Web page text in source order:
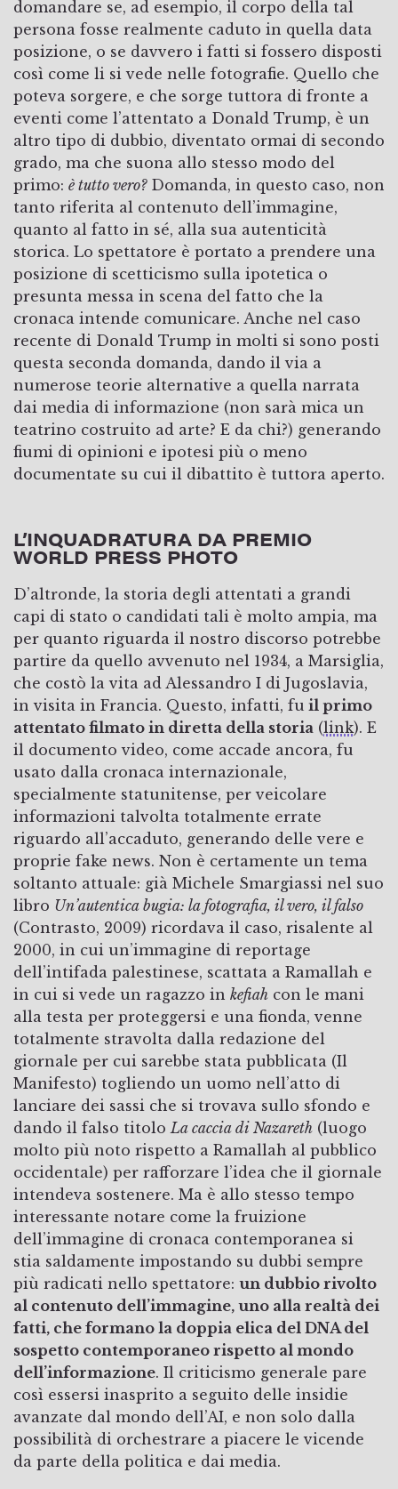
domandare se, ad esempio, il corpo della tal
persona fosse realmente caduto in quella data
posizione, o se davvero i fatti si fossero disposti
così come li si vede nelle fotografie. Quello che
poteva sorgere, e che sorge tuttora di fronte a
eventi come l’attentato a Donald Trump, è un
altro tipo di dubbio, diventato ormai di secondo
grado, ma che suona allo stesso modo del
primo: è tutto vero?Domanda, in questo caso, non
tanto riferita al contenuto dell’immagine,
quanto al fatto in sé, alla sua autenticità
storica. Lo spettatore è portato a prendere una
posizione di scetticismo sulla ipotetica o
presunta messa in scena del fatto che la
cronaca intende comunicare. Anche nel caso
recente di Donald Trump in molti si sono posti
questa seconda domanda, dando il via a
numerose teorie alternative a quella narrata
dai media di informazione (non sarà mica un
teatrino costruito ad arte? E da chi?) generando
fiumi di opinioni e ipotesi più o meno
documentate su cui il dibattito è tuttora aperto.
L’INQUADRATURA DA PREMIO
WORLD PRESS PHOTO
D’altronde, la storia degli attentati a grandi
capi di stato o candidati tali è molto ampia, ma
per quanto riguarda il nostro discorso potrebbe
partire da quello avvenuto nel 1934, a Marsiglia,
che costò la vita ad Alessandro I di Jugoslavia,
in visita in Francia. Questo, infatti, fu il primo
attentato filmato in diretta della storia (link). E
il documento video, come accade ancora, fu
usato dalla cronaca internazionale,
specialmente statunitense, per veicolare
informazioni talvolta totalmente errate
riguardo all’accaduto, generando delle vere e
proprie fake news. Non è certamente un tema
soltanto attuale: già Michele Smargiassi nel suo
libro Un’autentica bugia: la fotografia, il vero, il falso
(Contrasto, 2009) ricordava il caso, risalente al
2000, in cui un’immagine di reportage
dell’intifada palestinese, scattata a Ramallah e
in cui si vede un ragazzo in kefiah con le mani
alla testa per proteggersi e una fionda, venne
totalmente stravolta dalla redazione del
giornale per cui sarebbe stata pubblicata (Il
Manifesto) togliendo un uomo nell’atto di
lanciare dei sassi che si trovava sullo sfondo e
dando il falso titoloLa caccia di Nazareth (luogo
molto più noto rispetto a Ramallah al pubblico
occidentale) per rafforzare l’idea che il giornale
intendeva sostenere. Ma è allo stesso tempo
interessante notare come la fruizione
dell’immagine di cronaca contemporanea si
stia saldamente impostando su dubbi sempre
più radicati nello spettatore: un dubbio rivolto
al contenuto dell’immagine, uno alla realtà dei
fatti, che formano la doppia elica del DNA del
sospetto contemporaneo rispetto al mondo
dell’informazione. Il criticismo generale pare
così essersi inasprito a seguito delle insidie
avanzate dal mondo dell’AI, e non solo dalla
possibilità di orchestrare a piacere le vicende
da parte della politica e dai media.